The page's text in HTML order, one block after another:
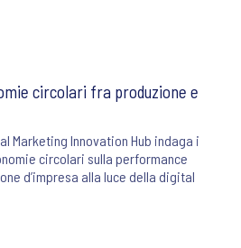
circolari fra produzione e
Marketing Innovation Hub indaga i
circolari sulla performance
d’impresa alla luce della digital